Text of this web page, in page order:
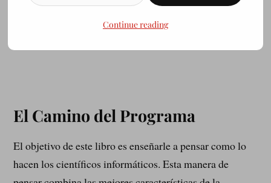
El Camino del Programa
El objetivo de este libro es enseñarle a pensar como lo
hacen los científicos informáticos. Esta manera de
Continue reading